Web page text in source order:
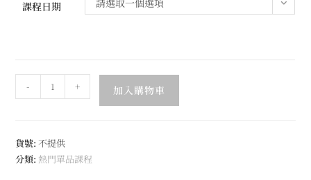
課程日期
- + 加入購物車
貨號: 不提供
分類: 熱門單品課程